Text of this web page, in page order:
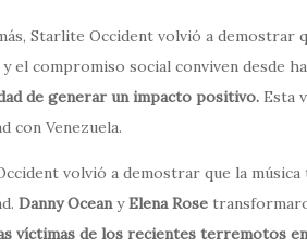
Starlite Occident volvió a demostrar
el compromiso social conviven desde
de generar un impacto positivo. Esta
con Venezuela.
volvió a demostrar que la
Danny OceanyElena Rose
víctimas de los recientes terremotos